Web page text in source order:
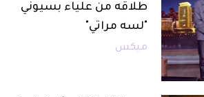
طلاقه من علياء بسيوني
"لسه مراتي"
ميكس